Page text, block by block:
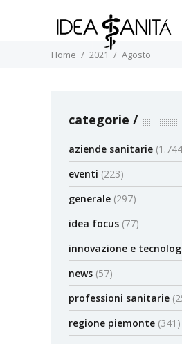
Home 2021 Agosto
categorie
aziende sanitarie
eventi (223)
generale (297)
idea focus (77)
innovazione e
news (57)
professioni sanitarie
regione piemonte (341)